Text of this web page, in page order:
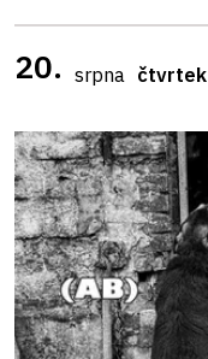
20. srpna čtvrtek